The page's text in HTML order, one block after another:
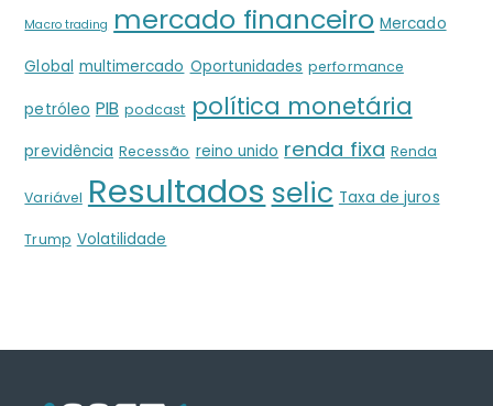
Macro trading mercado financeiro Mercado
Global multimercado Oportunidades performance
petróleo PIB podcast política monetária
previdência Recessão reino unido renda fixa Renda
Variável Resultados selic Taxa de juros
Trump Volatilidade